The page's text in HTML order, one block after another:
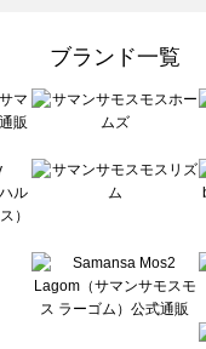
のハット・帽子一覧
ット・帽子一覧
チ クラシック）のハット・帽子
ール）のハット・帽子一覧
ーズブルー）のハット・帽子一覧
ー）のハット・帽子一覧
ブランド一覧